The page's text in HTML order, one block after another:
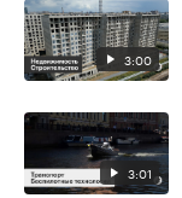
3:00
3:01